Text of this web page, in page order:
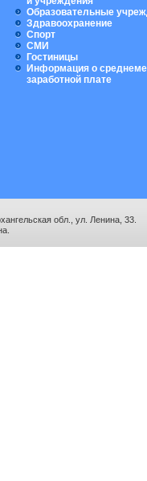
Образовательные
Здравоохранение
Спорт
СМИ
Гостиницы
Информация о
заработной плате
обл., ул. Ленина, 33.